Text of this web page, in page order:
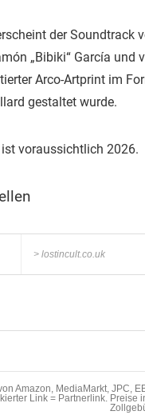
der Soundtrack
„Bibiki“ García und
Arco-Artprint im
gestaltet wurde.
ist voraussichtlich 2026.
lostincult.co.uk
Amazon, MediaMarkt, JPC,
Link = Partnerlink.